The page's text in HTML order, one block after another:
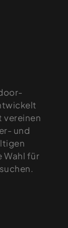
vereinen
und
Wahl für